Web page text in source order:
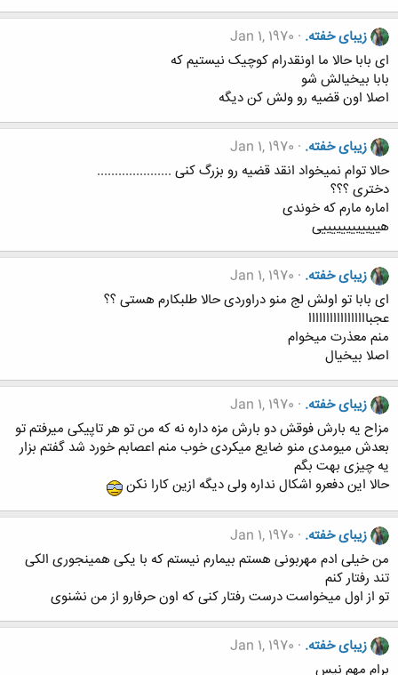
زیبای خفته. Jan 1, 1970
ای بابا حالا ما اونقدرام کوچیک نیستیم که
بابا بیخیالش شو
اصلا اون قضیه رو ولش کن دیگه
زیبای خفته. Jan 1, 1970
حالا توام نمیخواد انقد قضیه رو بزرگ کنی .....................
دختری ؟؟؟
اماره مارم که خوندی
هییییییییییییی
زیبای خفته. Jan 1, 1970
ای بابا تو اولش لج منو دراوردی حالا طلبکارم هستی ؟؟
عجبااااااااااااااااا
منم معذرت میخوام
اصلا بیخیال
زیبای خفته. Jan 1, 1970
مزاح یه بارش فوقش دو بارش مزه داره نه که من تو هر تاپیکی میرفتم تو
بعدش میومدی منو ضایع میکردی خوب منم اعصابم خورد شد گفتم بزار
یه چیزی بهت بگم
حالا این دفعرو اشکال نداره ولی دیگه ازین کارا نکن
زیبای خفته. Jan 1, 1970
من خیلی ادم مهربونی هستم بیمارم نیستم که با یکی همینجوری الکی
تند رفتار کنم
تو از اول میخواست درست رفتار کنی که اون حرفارو از من نشنوی
زیبای خفته. Jan 1, 1970
برام مهم نیس